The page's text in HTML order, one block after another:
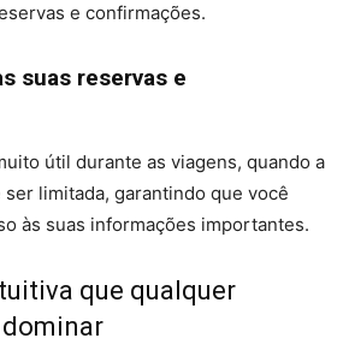
e confirmações.
suas reservas e
útil durante as viagens, quando a
limitada, garantindo que você
às suas informações importantes.
que qualquer